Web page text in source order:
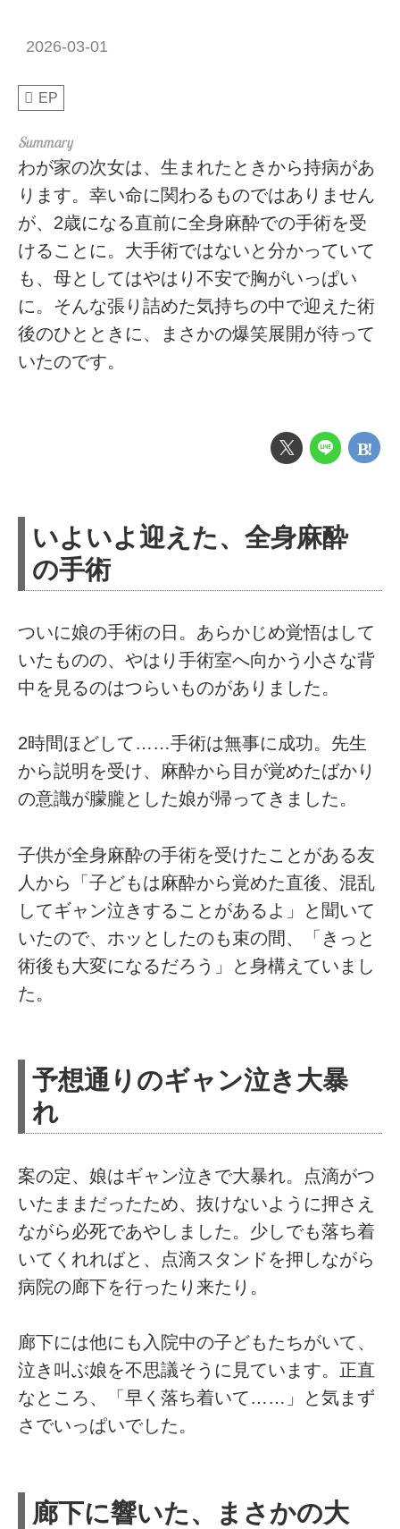
2026-03-01
EP
わが家の次女は、生まれたときから持病があ
ります。幸い命に関わるものではありません
が、2歳になる直前に全身麻酔での手術を受
けることに。大手術ではないと分かっていて
も、母としてはやはり不安で胸がいっぱい
に。そんな張り詰めた気持ちの中で迎えた術
後のひとときに、まさかの爆笑展開が待って
いたのです。
いよいよ迎えた、全身麻酔
の手術
ついに娘の手術の日。あらかじめ覚悟はして
いたものの、やはり手術室へ向かう小さな背
中を見るのはつらいものがありました。
2時間ほどして……手術は無事に成功。先生
から説明を受け、麻酔から目が覚めたばかり
の意識が朦朧とした娘が帰ってきました。
子供が全身麻酔の手術を受けたことがある友
人から「子どもは麻酔から覚めた直後、混乱
してギャン泣きすることがあるよ」と聞いて
いたので、ホッとしたのも束の間、「きっと
術後も大変になるだろう」と身構えていまし
た。
予想通りのギャン泣き大暴
れ
案の定、娘はギャン泣きで大暴れ。点滴がつ
いたままだったため、抜けないように押さえ
ながら必死であやしました。少しでも落ち着
いてくれればと、点滴スタンドを押しながら
病院の廊下を行ったり来たり。
廊下には他にも入院中の子どもたちがいて、
泣き叫ぶ娘を不思議そうに見ています。正直
なところ、「早く落ち着いて……」と気まず
さでいっぱいでした。
廊下に響いた、まさかの大